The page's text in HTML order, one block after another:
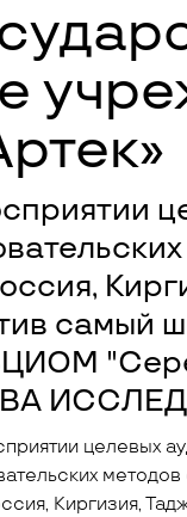
самый
целевых
Киргизия,